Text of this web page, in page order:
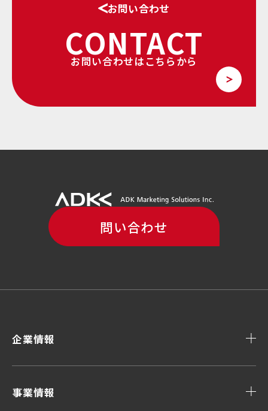
お問い合わせ
CONTACT
お問い合わせはこちらから
問い合わせ
企業情報
事業情報